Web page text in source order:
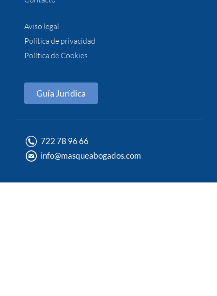
Aviso legal
Política de privacidad
Política de Cookies
Guía Jurídica
722 78 96 66
info@masqueabogados.com